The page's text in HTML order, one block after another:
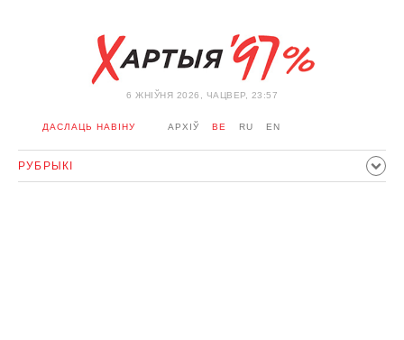
6 ЖНIЎНЯ 2026, ЧАЦВЕР, 23:57
ДАСЛАЦЬ НАВІНУ АРХІЎ BE RU EN
РУБРЫКІ